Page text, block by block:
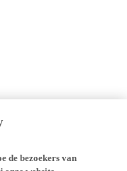
bezoekers van
onze website,